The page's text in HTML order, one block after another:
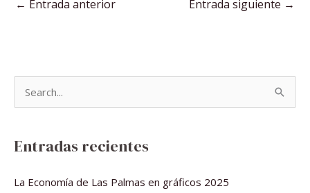
← Entrada anterior Entrada siguiente →
a
Entradas recientes
La Economía de Las Palmas en gráficos 2025